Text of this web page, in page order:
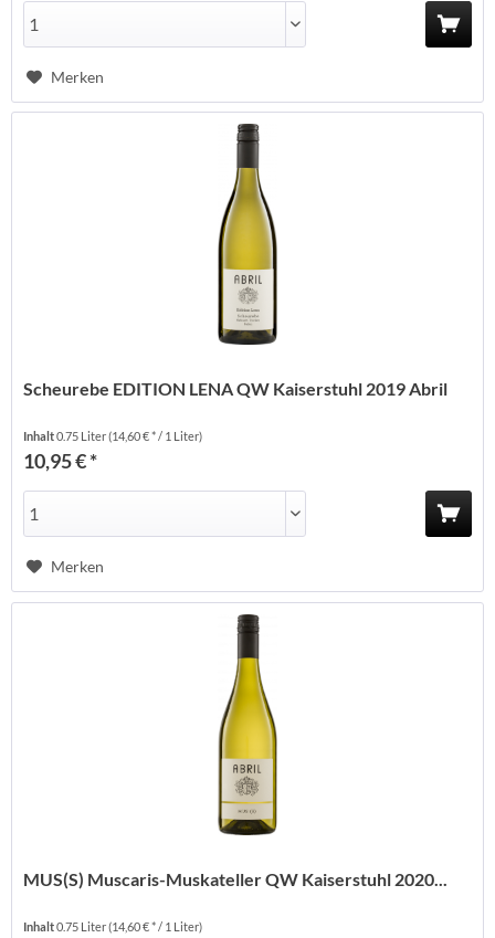
Merken
Scheurebe EDITION LENA QW Kaiserstuhl 2019 Abril
Inhalt0.75 Liter(14,60 € * / 1 Liter)
10,95 € *
Merken
MUS(S) Muscaris-Muskateller QW Kaiserstuhl 2020...
Inhalt0.75 Liter(14,60 € * / 1 Liter)